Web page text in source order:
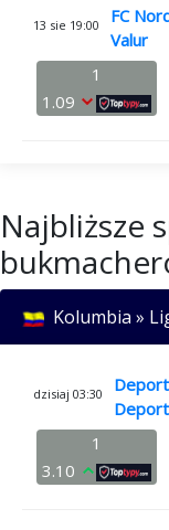
13 sie 19:00
FC
Valur
1
1.09
Najbliższe
Kolumbia »
dzisiaj 03:30
1
3.10